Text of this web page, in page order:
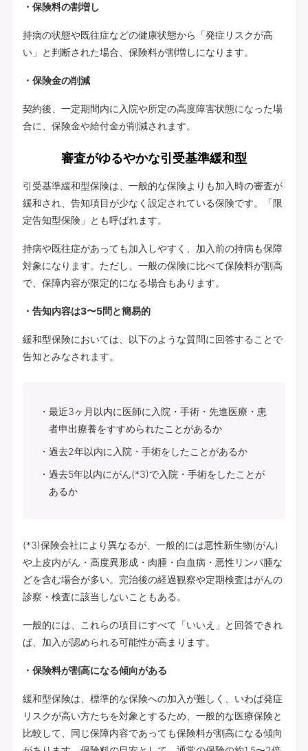
・保険料の割増し
持病の状態や既往症などの健康状態から「発症リスクが高
い」と判断された場合、保険料が割増しになります。
・保険金の削減
契約後、一定期間内に入院や所定の高度障害状態になった場
合に、保険金や給付金が削減されます。
審査がゆるやかな引受基準緩和型
引受基準緩和型保険は、一般的な保険よりも加入時の審査が
緩和され、告知項目が少なく設定されている保険です。「限
定告知型保険」とも呼ばれます。
持病や既往症があっても加入しやすく、加入前の持病も保障
対象になります。ただし、一般の保険に比べて保険料が割高
で、保障内容が限定的になる場合もあります。
・告知内容は3〜5問と簡易的
緩和型保険においては、以下のような質問に回答することで
告知とみなされます。
最近3ヶ月以内に医師に入院・手術・先進医療・患
者申出療養をすすめられたことがあるか
過去2年以内に入院・手術をしたことがあるか
過去5年以内にがん(*3)で入院・手術をしたことが
あるか
(*3)保険会社により異なるが、一般的には悪性新生物(がん)
や上皮内がん・高度異形成・肉腫・白血病・悪性リンパ腫な
どを含む場合が多い。完治後の経過観察や定期検査はがんの
診察・検査に該当しないこともある。
一般的には、これらの項目にすべて「いいえ」と回答できれ
ば、加入が認められる可能性が高まります。
・保険料が割高になる傾向がある
緩和型保険は、標準的な保険への加入が難しく、いわば発症
リスクが高い方たちを対象とするため、一般的な医療保険と
比較して、同じ保障内容であっても保険料が割高になる傾向